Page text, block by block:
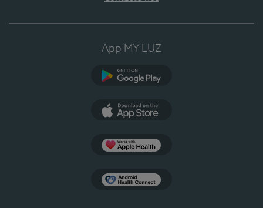
App MY LUZ